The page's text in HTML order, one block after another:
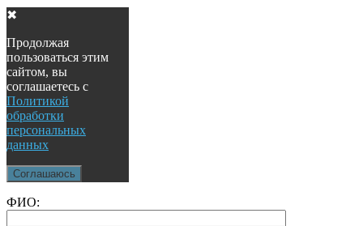
✖
Продолжая
пользоваться этим
сайтом, вы
соглашаетесь с
Политикой
обработки
персональных
данных
Соглашаюсь
ФИО: